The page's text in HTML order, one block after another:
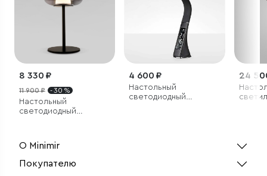
8 330 ₽
11 900 ₽ - 30 %
Настольный
светодиодный
4 600 ₽
Настольный
светодиодный
24
О Minimir
Покупателю